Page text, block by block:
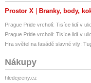
Prostor X Branky, body,
Prague Pride vrcholí: Tisíce lidí v
Prague Pride vrcholí: Tisíce lidí v
Hra světel na fasádě slavné vily:
Nákupy
hledejceny.cz